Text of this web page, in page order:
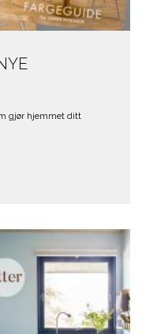
gjør hjemmet ditt